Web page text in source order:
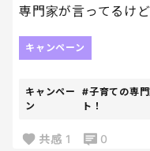
専門家が言ってるけ
キャンペーン
キャンペー
ン
#子育ての専
ト！
共感 1 0